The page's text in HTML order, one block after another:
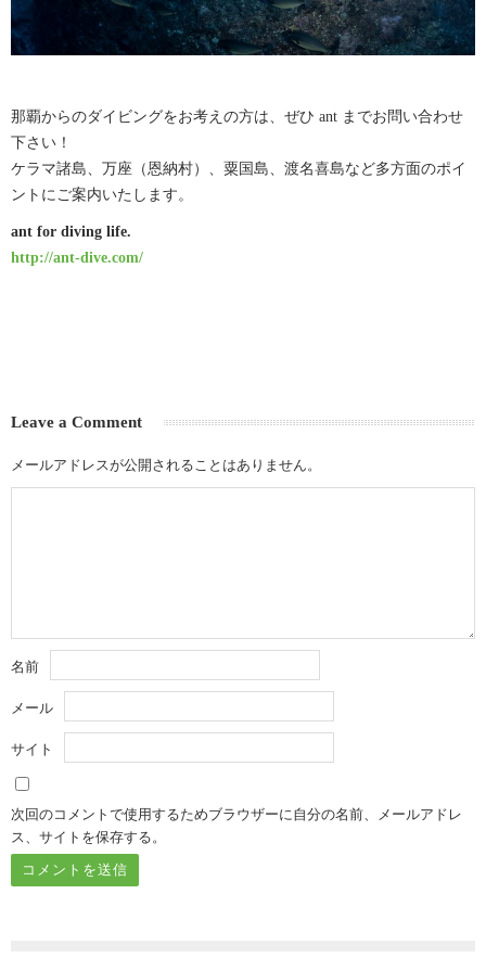
那覇からのダイビングをお考えの方は、ぜひ ant までお問い合わせ
下さい！
ケラマ諸島、万座（恩納村）、粟国島、渡名喜島など多方面のポイ
ントにご案内いたします。
ant for diving life.
http://ant-dive.com/
Leave a Comment
メールアドレスが公開されることはありません。
名前
メール
サイト
次回のコメントで使用するためブラウザーに自分の名前、メールアドレ
ス、サイトを保存する。